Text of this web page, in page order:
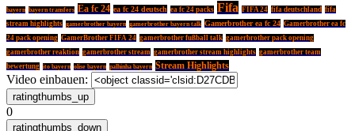
bayern bayern transfers Ea fc 24 ea fc 24 deutsch ea fc 24 packs Fifa FIFA 24 fifa deutschland fifa
stream highlights gamerbrother bayern gamerbrother bayern talk Gamerbrother ea fc 24 Gamerbrother ea fc
24 pack opening GamerBrother FIFA 24 gamerbrother fußball talk gamerbrother pack opening
gamerbrother reaktion gamerbrother stream gamerbrother stream highlights gamerbrother team
bewertung ito bayern olise bayern palhinha bayern Stream Highlights
Video einbauen:
0